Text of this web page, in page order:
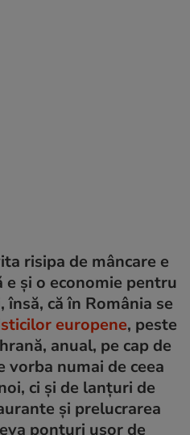
risipa de mâncare e
e și o economie pentru
că în România se
europene, peste
anual, pe cap de
vorba numai de ceea
ci și de lanțuri de
și prelucrarea
ponturi ușor de